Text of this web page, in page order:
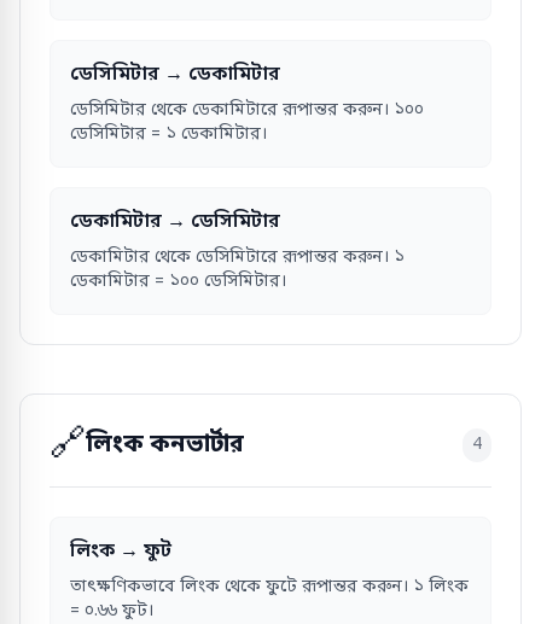
ডেসিমিটার → ডেকামিটার
ডেসিমিটার থেকে ডেকামিটারে রূপান্তর করুন। ১০০
ডেসিমিটার = ১ ডেকামিটার।
ডেকামিটার → ডেসিমিটার
ডেকামিটার থেকে ডেসিমিটারে রূপান্তর করুন। ১
ডেকামিটার = ১০০ ডেসিমিটার।
🔗লিংক কনভার্টার 4
লিংক → ফুট
তাৎক্ষণিকভাবে লিংক থেকে ফুটে রূপান্তর করুন। ১ লিংক
= ০.৬৬ ফুট।